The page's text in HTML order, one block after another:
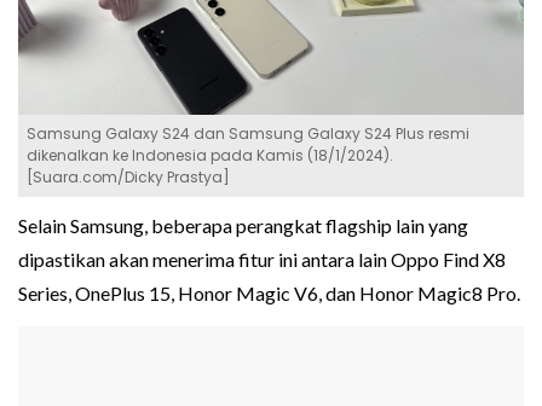
Samsung Galaxy S24 dan Samsung Galaxy S24 Plus resmi
dikenalkan ke Indonesia pada Kamis (18/1/2024).
[Suara.com/Dicky Prastya]
Selain Samsung, beberapa perangkat flagship lain yang
dipastikan akan menerima fitur ini antara lain Oppo Find X8
Series, OnePlus 15, Honor Magic V6, dan Honor Magic8 Pro.